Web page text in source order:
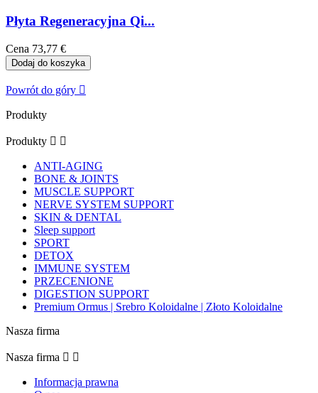
Płyta Regeneracyjna Qi...
Cena 73,77 €
Dodaj do koszyka
Powrót do góry 
Produkty
Produkty  
ANTI-AGING
BONE & JOINTS
MUSCLE SUPPORT
NERVE SYSTEM SUPPORT
SKIN & DENTAL
Sleep support
SPORT
DETOX
IMMUNE SYSTEM
PRZECENIONE
DIGESTION SUPPORT
Premium Ormus | Srebro Koloidalne | Złoto Koloidalne
Nasza firma
Nasza firma  
Informacja prawna